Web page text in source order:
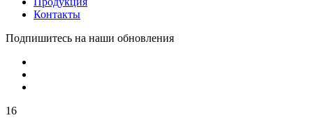
Контакты
Подпишитесь на наши обновления
16